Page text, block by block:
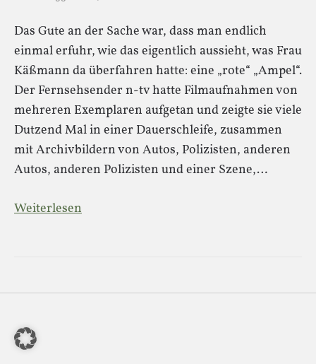
Das Gute an der Sache war, dass man endlich
einmal erfuhr, wie das eigentlich aussieht, was Frau
Käßmann da überfahren hatte: eine „rote“ „Ampel“.
Der Fernsehsender n-tv hatte Filmaufnahmen von
mehreren Exemplaren aufgetan und zeigte sie viele
Dutzend Mal in einer Dauerschleife, zusammen
mit Archivbildern von Autos, Polizisten, anderen
Autos, anderen Polizisten und einer Szene,…
Weiterlesen